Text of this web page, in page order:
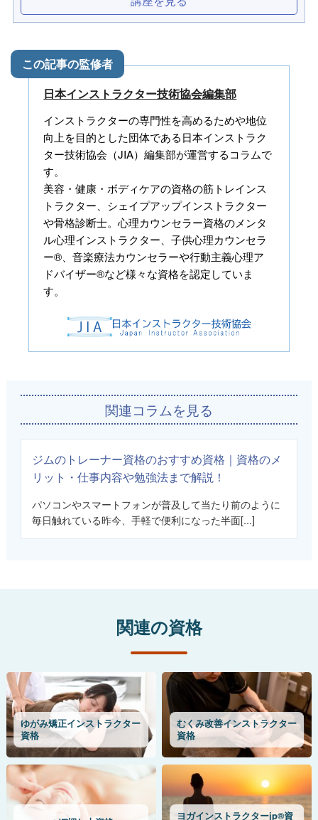
日本インストラクター技術協会編集部
インストラクターの専門性を高めるためや地位
向上を目的とした団体である日本インストラク
ター技術協会（JIA）編集部が運営するコラムで
す。
美容・健康・ボディケアの資格の筋トレインス
トラクター、シェイプアップインストラクター
や骨格診断士。心理カウンセラー資格のメンタ
ル心理インストラクター、子供心理カウンセラ
ー®、音楽療法カウンセラーや行動主義心理ア
ドバイザー®など様々な資格を認定していま
す。
関連コラムを見る
ジムのトレーナー資格のおすすめ資格｜資格のメ
リット・仕事内容や勉強法まで解説！
パソコンやスマートフォンが普及して当たり前のように
毎日触れている昨今、手軽で便利になった半面[...]
関連の資格
ゆがみ矯正インストラクター
資格
むくみ改善インストラクター
資格
ヨガインストラクターjp®資